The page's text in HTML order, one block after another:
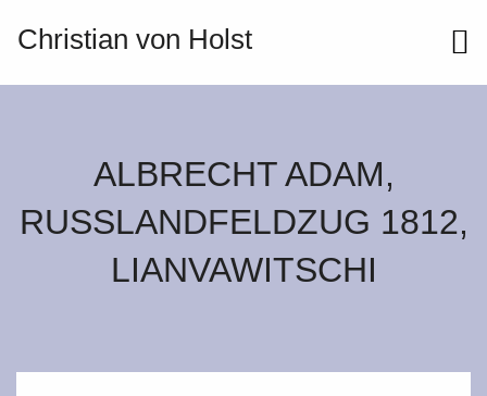
Christian von Holst
ALBRECHT ADAM,
RUSSLANDFELDZUG 1812,
LIANVAWITSCHI